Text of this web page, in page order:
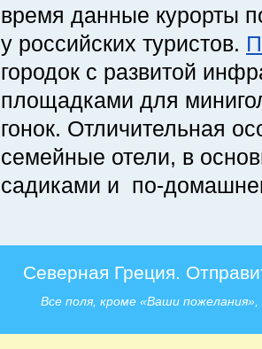
время данные курорты
у российских туристов.
городок с развитой
площадками для
гонок. Отличительная
семейные отели, в
садиками и по-
Северная Греция.
Все поля, кроме «Ваши